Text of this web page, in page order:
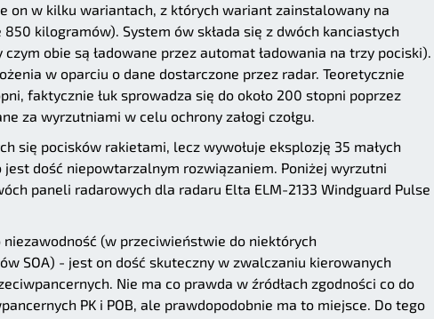
on w kilku wariantach, z których wariant zainstalowany na
kilogramów). System ów składa się z dwóch kanciastych
obie są ładowane przez automat ładowania na trzy pociski).
w oparciu o dane dostarczone przez radar. Teoretycznie
faktycznie łuk sprowadza się do około 200 stopni poprzez
za wyrzutniami w celu ochrony załogi czołgu.
się pocisków rakietami, lecz wywołuje eksplozję 35 małych
dość niepowtarzalnym rozwiązaniem. Poniżej wyrzutni
paneli radarowych dla radaru Elta ELM-2133 Windguard Pulse
(w przeciwieństwie do niektórych
SOA) - jest on dość skuteczny w zwalczaniu kierowanych
Nie ma co prawda w źródłach zgodności co do
PK i POB, ale prawdopodobnie ma to miejsce. Do tego